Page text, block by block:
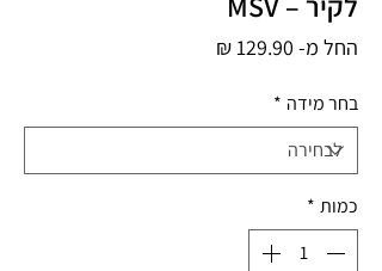
החל מ- 129.90 ₪
בחר מידה *
כמות *